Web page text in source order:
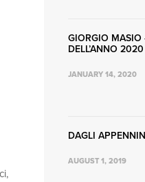
GIORGIO
DELL’ANNO 2020
JANUARY 14, 2020
DAGLI
AUGUST 1, 2019